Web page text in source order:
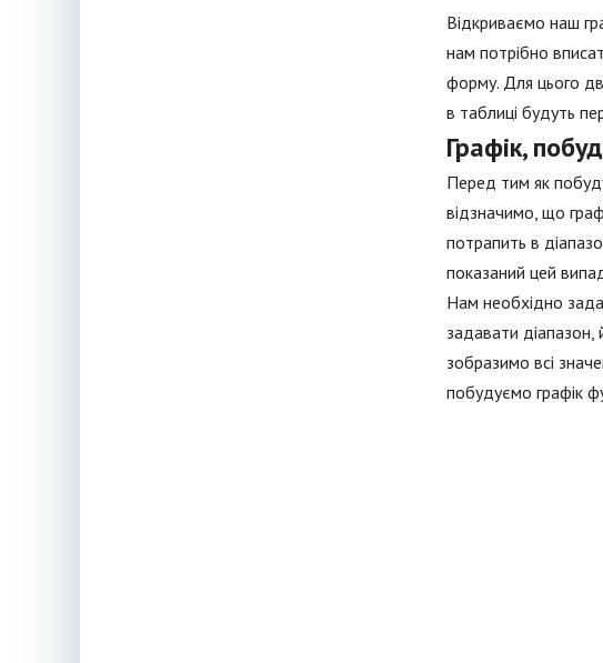
Відкриваємо наш
нам потрібно
форму. Для цього
в таблиці будуть
Графік,
Перед тим як
відзначимо, що
потрапить в
показаний цей
Нам необхідно
задавати діапазон,
зобразимо всі
побудуємо графік